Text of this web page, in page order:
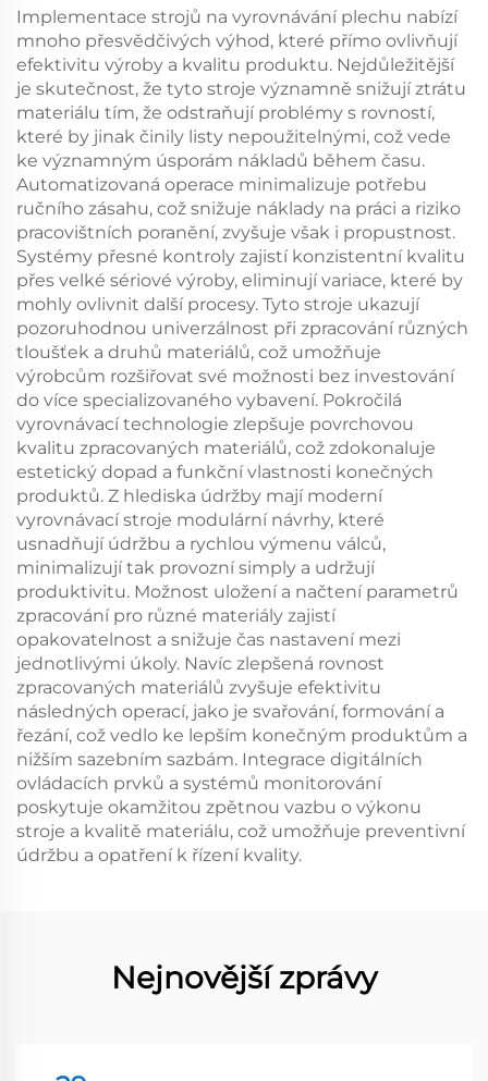
Implementace strojů na vyrovnávání plechu nabízí
mnoho přesvědčivých výhod, které přímo ovlivňují
efektivitu výroby a kvalitu produktu. Nejdůležitější
je skutečnost, že tyto stroje významně snižují ztrátu
materiálu tím, že odstraňují problémy s rovností,
které by jinak činily listy nepoužitelnými, což vede
ke významným úsporám nákladů během času.
Automatizovaná operace minimalizuje potřebu
ručního zásahu, což snižuje náklady na práci a riziko
pracovištních poranění, zvyšuje však i propustnost.
Systémy přesné kontroly zajistí konzistentní kvalitu
přes velké sériové výroby, eliminují variace, které by
mohly ovlivnit další procesy. Tyto stroje ukazují
pozoruhodnou univerzálnost při zpracování různých
tloušťek a druhů materiálů, což umožňuje
výrobcům rozšiřovat své možnosti bez investování
do více specializovaného vybavení. Pokročilá
vyrovnávací technologie zlepšuje povrchovou
kvalitu zpracovaných materiálů, což zdokonaluje
estetický dopad a funkční vlastnosti konečných
produktů. Z hlediska údržby mají moderní
vyrovnávací stroje modulární návrhy, které
usnadňují údržbu a rychlou výmenu válců,
minimalizují tak provozní simply a udržují
produktivitu. Možnost uložení a načtení parametrů
zpracování pro různé materiály zajistí
opakovatelnost a snižuje čas nastavení mezi
jednotlivými úkoly. Navíc zlepšená rovnost
zpracovaných materiálů zvyšuje efektivitu
následných operací, jako je svařování, formování a
řezání, což vedlo ke lepším konečným produktům a
nižším sazebním sazbám. Integrace digitálních
ovládacích prvků a systémů monitorování
poskytuje okamžitou zpětnou vazbu o výkonu
stroje a kvalitě materiálu, což umožňuje preventivní
údržbu a opatření k řízení kvality.
Nejnovější zprávy